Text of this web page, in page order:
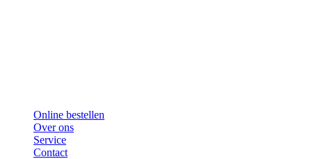
Online bestellen
Over ons
Service
Contact